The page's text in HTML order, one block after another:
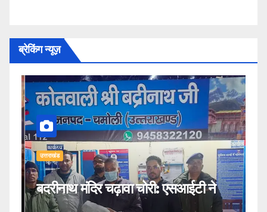
ब्रेकिंग न्यूज़
उत्तराखंड
बदरीनाथ मंदिर चढ़ावा चोरी: एसआईटी ने